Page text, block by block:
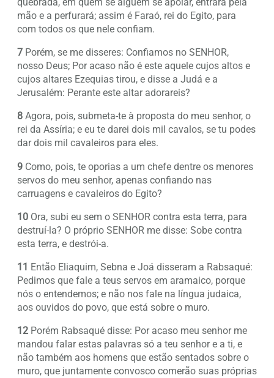
mão e a perfurará; assim é Faraó, rei do Egito, para
com todos os que nele confiam.
7 Porém, se me disseres: Confiamos no SENHOR,
nosso Deus; Por acaso não é este aquele cujos altos e
cujos altares Ezequias tirou, e disse a Judá e a
Jerusalém: Perante este altar adorareis?
8 Agora, pois, submeta-te à proposta do meu senhor, o
rei da Assíria; e eu te darei dois mil cavalos, se tu podes
dar dois mil cavaleiros para eles.
9 Como, pois, te oporias a um chefe dentre os menores
servos do meu senhor, apenas confiando nas
carruagens e cavaleiros do Egito?
10 Ora, subi eu sem o SENHOR contra esta terra, para
destruí-la? O próprio SENHOR me disse: Sobe contra
esta terra, e destrói-a.
11 Então Eliaquim, Sebna e Joá disseram a Rabsaqué:
Pedimos que fale a teus servos em aramaico, porque
nós o entendemos; e não nos fale na língua judaica,
aos ouvidos do povo, que está sobre o muro.
12 Porém Rabsaqué disse: Por acaso meu senhor me
mandou falar estas palavras só a teu senhor e a ti, e
não também aos homens que estão sentados sobre o
muro, que juntamente convosco comerão suas próprias